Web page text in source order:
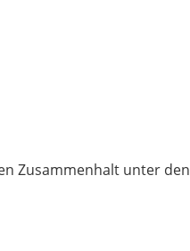
Zusammenhalt unter den